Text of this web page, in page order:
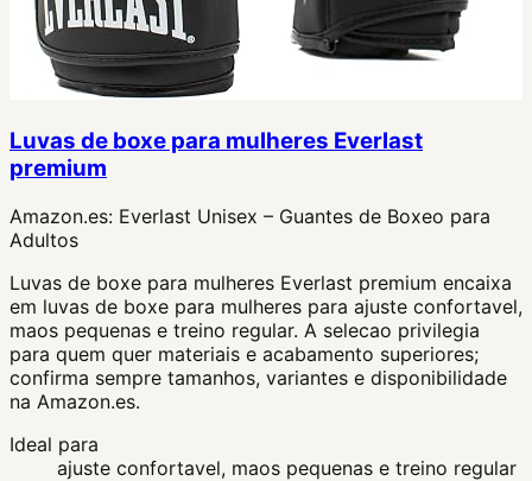
Luvas de boxe para mulheres Everlast
premium
Amazon.es: Everlast Unisex – Guantes de Boxeo para
Adultos
Luvas de boxe para mulheres Everlast premium encaixa
em luvas de boxe para mulheres para ajuste confortavel,
maos pequenas e treino regular. A selecao privilegia
para quem quer materiais e acabamento superiores;
confirma sempre tamanhos, variantes e disponibilidade
na Amazon.es.
Ideal para
ajuste confortavel, maos pequenas e treino regular